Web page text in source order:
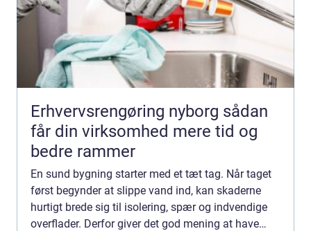
Erhvervsrengøring nyborg sådan
får din virksomhed mere tid og
bedre rammer
En sund bygning starter med et tæt tag. Når taget
først begynder at slippe vand ind, kan skaderne
hurtigt brede sig til isolering, spær og indvendige
overflader. Derfor giver det god mening at have